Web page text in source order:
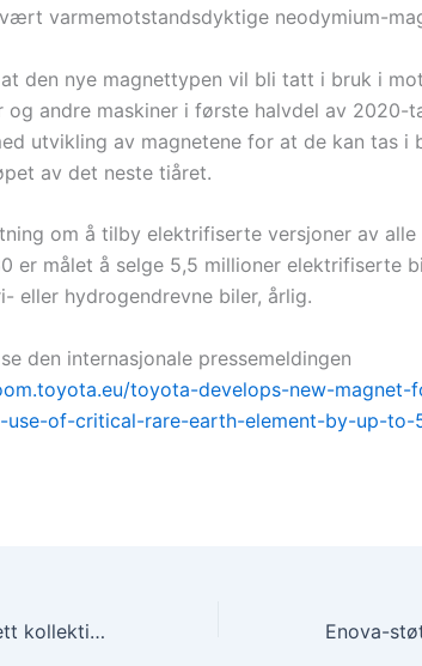
varmemotstandsdyktige neodymium-
den nye magnettypen vil bli tatt i bruk i
andre maskiner i første halvdel av 2020-
utvikling av magnetene for at de kan tas i
av det neste tiåret.
om å tilby elektrifiserte versjoner av alle
er målet å selge 5,5 millioner elektrifiserte
eller hydrogendrevne biler, årlig.
den internasjonale pressemeldingen
toyota-develops-new-
use-of-critical-rare-earth-element-by-up-to-
Samler hele Norge til ett kollektivrike